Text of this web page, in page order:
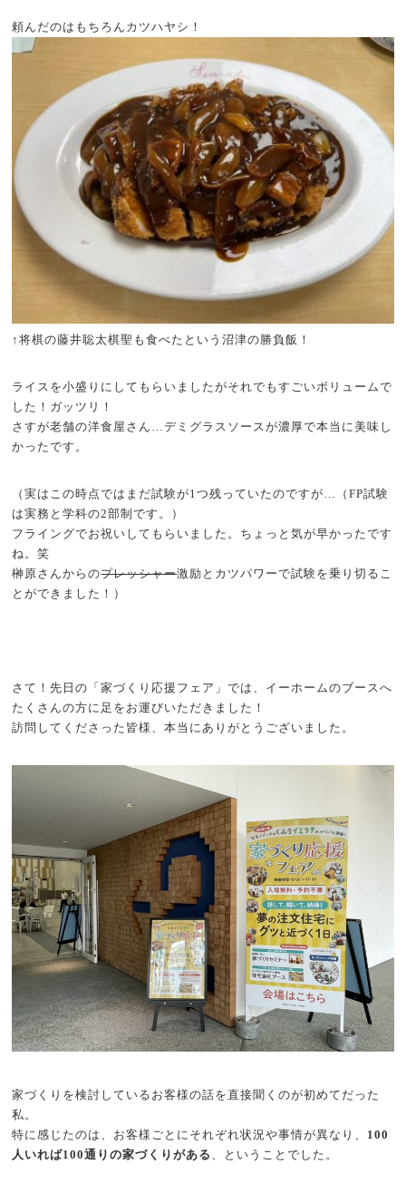
頼んだのはもちろんカツハヤシ！
↑将棋の藤井聡太棋聖も食べたという沼津の勝負飯！
ライスを小盛りにしてもらいましたがそれでもすごいボリュームで
した！ガッツリ！
さすが老舗の洋食屋さん…デミグラスソースが濃厚で本当に美味し
かったです。
（実はこの時点ではまだ試験が1つ残っていたのですが…（FP試験
は実務と学科の2部制です。）
フライングでお祝いしてもらいました。ちょっと気が早かったです
ね。笑
榊原さんからのプレッシャー激励とカツパワーで試験を乗り切るこ
とができました！）
さて！先日の「家づくり応援フェア」では、イーホームのブースへ
たくさんの方に足をお運びいただきました！
訪問してくださった皆様、本当にありがとうございました。
家づくりを検討しているお客様の話を直接聞くのが初めてだった
私。
特に感じたのは、お客様ごとにそれぞれ状況や事情が異なり、 100
人いれば100通りの家づくりがある
、ということでした。